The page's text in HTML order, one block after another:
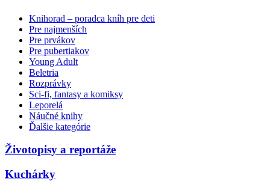
Knihorad – poradca kníh pre deti
Pre najmenších
Pre prvákov
Pre pubertiakov
Young Adult
Beletria
Rozprávky
Sci-fi, fantasy a komiksy
Leporelá
Náučné knihy
Ďalšie kategórie
Životopisy a reportáže
Kuchárky